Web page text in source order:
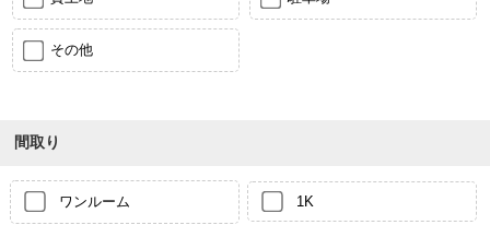
その他
間取り
ワンルーム 1K